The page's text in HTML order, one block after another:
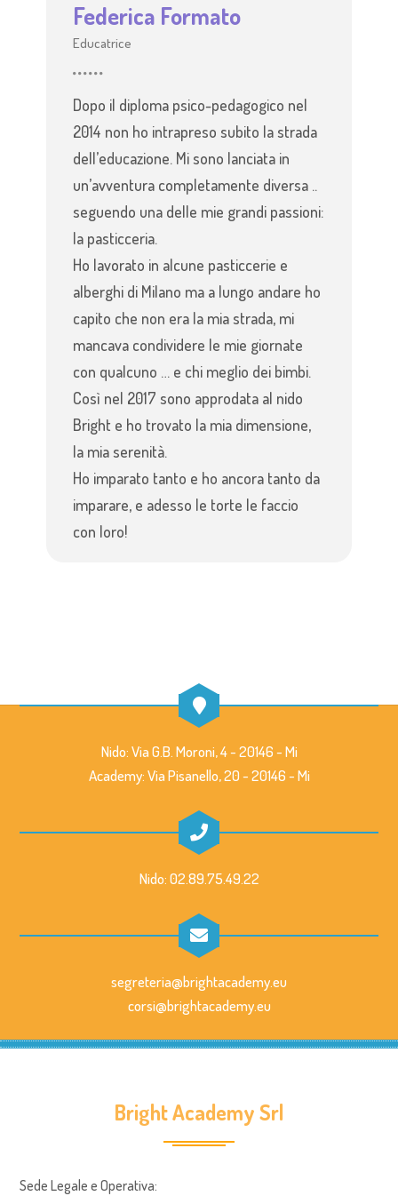
Federica Formato
Educatrice
Dopo il diploma psico-pedagogico nel
2014 non ho intrapreso subito la strada
dell’educazione. Mi sono lanciata in
un’avventura completamente diversa ..
seguendo una delle mie grandi passioni:
la pasticceria.
Ho lavorato in alcune pasticcerie e
alberghi di Milano ma a lungo andare ho
capito che non era la mia strada, mi
mancava condividere le mie giornate
con qualcuno … e chi meglio dei bimbi.
Così nel 2017 sono approdata al nido
Bright e ho trovato la mia dimensione,
la mia serenità.
Ho imparato tanto e ho ancora tanto da
imparare, e adesso le torte le faccio
con loro!
Nido: Via G.B. Moroni, 4 - 20146 - Mi
Academy: Via Pisanello, 20 - 20146 - Mi
Nido: 02.89.75.49.22
segreteria@brightacademy.eu
corsi@brightacademy.eu
Bright Academy Srl
Sede Legale e Operativa: